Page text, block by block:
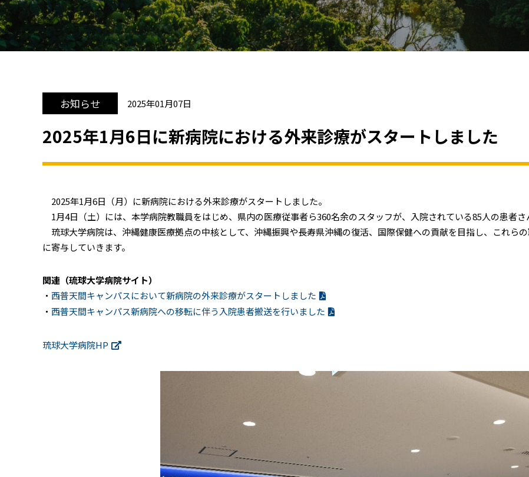
お知らせ 2025年01月07日
2025年1月6日に新病院における外来診療がスタートしました
2025年1月6日（月）に新病院における外来診療がスタートしました。
1月4日（土）には、本学病院教職員をはじめ、県内の医療従事者ら360名余のスタッフが、入院されている85人の患者さ
琉球大学病院は、沖縄健康医療拠点の中核として、沖縄振興や長寿県沖縄の復活、国際保健への貢献を目指し、これら
に寄与していきます。
関連（琉球大学病院サイト）
・ 西普天間キャンパスにおいて新病院の外来診療がスタートしました
・ 西普天間キャンパス新病院への移転に伴う入院患者搬送を行いました
琉球大学病院HP